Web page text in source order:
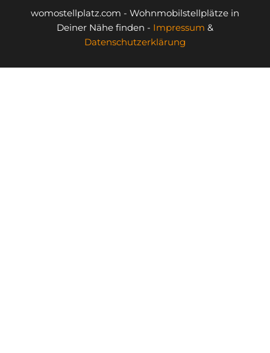
womostellplatz.com - Wohnmobilstellplätze in
Deiner Nähe finden - Impressum &
Datenschutzerklärung